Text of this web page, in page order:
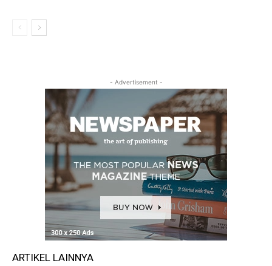
- Advertisement -
ARTIKEL LAINNYA